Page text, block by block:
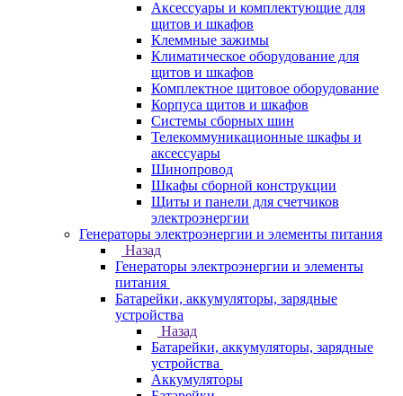
Аксессуары и комплектующие для
щитов и шкафов
Клеммные зажимы
Климатическое оборудование для
щитов и шкафов
Комплектное щитовое оборудование
Корпуса щитов и шкафов
Системы сборных шин
Телекоммуникационные шкафы и
аксессуары
Шинопровод
Шкафы сборной конструкции
Щиты и панели для счетчиков
электроэнергии
Генераторы электроэнергии и элементы питания
Назад
Генераторы электроэнергии и элементы
питания
Батарейки, аккумуляторы, зарядные
устройства
Назад
Батарейки, аккумуляторы, зарядные
устройства
Аккумуляторы